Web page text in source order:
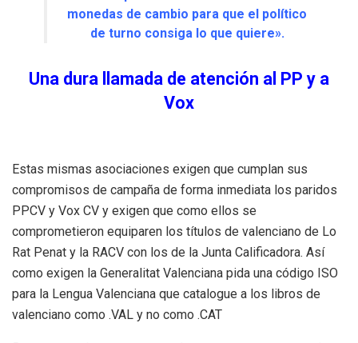
monedas de cambio para que el político
de turno consiga lo que quiere».
Una dura llamada de atención al PP y a
Vox
Estas mismas asociaciones exigen que cumplan sus
compromisos de campaña de forma inmediata los paridos
PPCV y Vox CV y exigen que como ellos se
comprometieron equiparen los títulos de valenciano de Lo
Rat Penat y la RACV con los de la Junta Calificadora. Así
como exigen la Generalitat Valenciana pida una código ISO
para la Lengua Valenciana que catalogue a los libros de
valenciano como .VAL y no como .CAT